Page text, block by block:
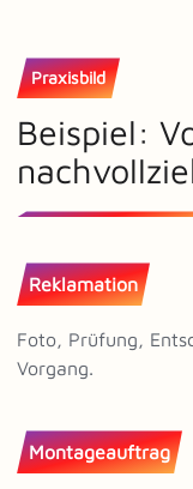
Praxisbild
Beispiel:
Reklamation
Foto, Prüfung,
Vorgang.
Montageauftrag